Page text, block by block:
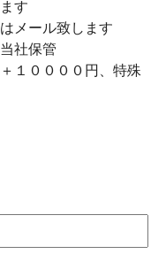
す
メール致します
社保管
１００００円、特殊